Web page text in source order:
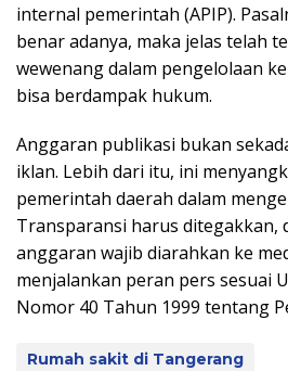
internal pemerintah (APIP).
benar adanya, maka jelas telah
wewenang dalam pengelolaan
bisa berdampak hukum.
Anggaran publikasi bukan
iklan. Lebih dari itu, ini
pemerintah daerah dalam
Transparansi harus ditegakkan,
anggaran wajib diarahkan ke
menjalankan peran pers sesuai
Nomor 40 Tahun 1999 tentang
Rumah sakit di Tangerang